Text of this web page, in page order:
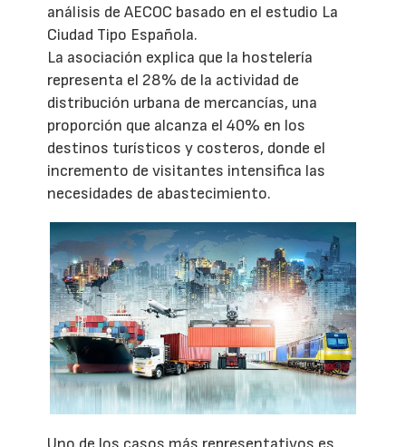
análisis de AECOC basado en el estudio La
Ciudad Tipo Española.
La asociación explica que la hostelería
representa el 28% de la actividad de
distribución urbana de mercancías, una
proporción que alcanza el 40% en los
destinos turísticos y costeros, donde el
incremento de visitantes intensifica las
necesidades de abastecimiento.